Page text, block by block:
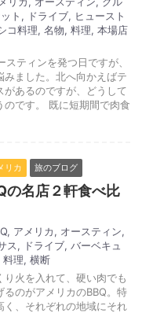
ト , ドライブ, ヒュースト
コ料理, 名物, 料理, 本場店
ティンを発つ日ですが、
みました。北へ向かえばテ
があるのですが、どうして
のです。 既に短期間で肉食
リカ 旅のブログ
の名店２軒食べ比
, アメリカ, オースティン,
ス, ドライブ, バーベキュ
料理, 横断
火を入れて、硬い肉でも
るのがアメリカのBBQ。特
く、それぞれの地域にそれ